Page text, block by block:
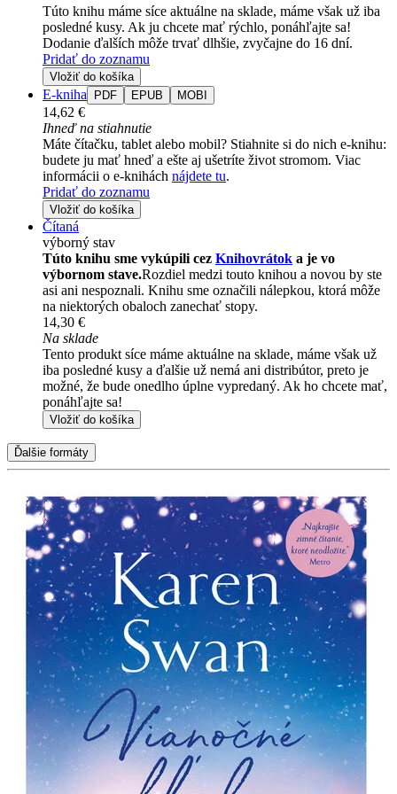
Túto knihu máme síce aktuálne na sklade, máme však už iba
posledné kusy. Ak ju chcete mať rýchlo, ponáhľajte sa!
Dodanie ďalších môže trvať dlhšie, zvyčajne do 16 dní.
Pridať do zoznamu
Vložiť do košíka
E-kniha PDF EPUB MOBI
14,62 €
Ihneď na stiahnutie
Máte čítačku, tablet alebo mobil? Stiahnite si do nich e-knihu:
budete ju mať hneď a ešte aj ušetríte život stromom. Viac
informácii o e-knihách nájdete tu.
Pridať do zoznamu
Vložiť do košíka
Čítaná
výborný stav
Túto knihu sme vykúpili cez Knihovrátok a je vo
výbornom stave.Rozdiel medzi touto knihou a novou by ste
asi ani nespoznali. Knihu sme označili nálepkou, ktorá môže
na niektorých obaloch zanechať stopy.
14,30 €
Na sklade
Tento produkt síce máme aktuálne na sklade, máme však už
iba posledné kusy a ďalšie už nemá ani distribútor, preto je
možné, že bude onedlho úplne vypredaný. Ak ho chcete mať,
ponáhľajte sa!
Vložiť do košíka
Ďalšie formáty